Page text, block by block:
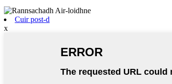
Cuir post-d
x